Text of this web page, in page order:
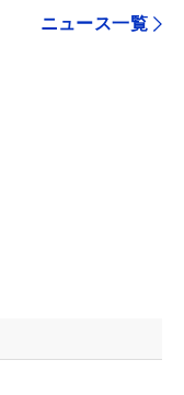
ニュース一覧